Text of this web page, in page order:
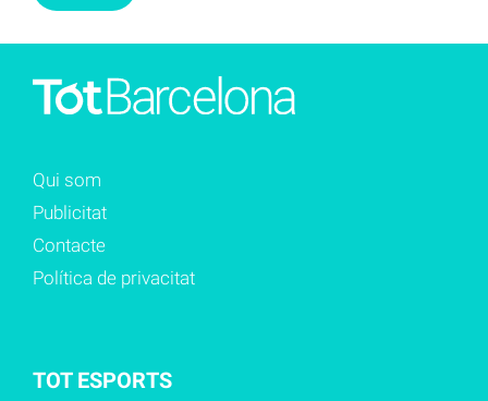
Qui som
Publicitat
Contacte
Política de privacitat
TOT ESPORTS